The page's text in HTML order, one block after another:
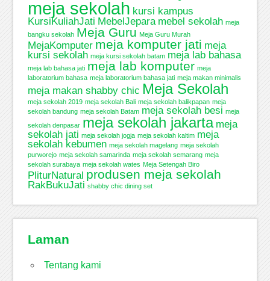
meja sekolah kursi kampus
KursiKuliahJati MebelJepara mebel sekolah meja
bangku sekolah Meja Guru Meja Guru Murah
MejaKomputer meja komputer jati meja
kursi sekolah meja kursi sekolah batam meja lab bahasa
meja lab bahasa jati meja lab komputer meja
laboratorium bahasa meja laboratorium bahasa jati meja makan minimalis
meja makan shabby chic Meja Sekolah
meja sekolah 2019 meja sekolah Bali meja sekolah balikpapan meja
sekolah bandung meja sekolah Batam meja sekolah besi meja
sekolah denpasar meja sekolah jakarta meja
sekolah jati meja sekolah jogja meja sekolah kaltim meja
sekolah kebumen meja sekolah magelang meja sekolah
purworejo meja sekolah samarinda meja sekolah semarang meja
sekolah surabaya meja sekolah wates Meja Setengah Biro
PliturNatural produsen meja sekolah
RakBukuJati shabby chic dining set
Laman
Tentang kami